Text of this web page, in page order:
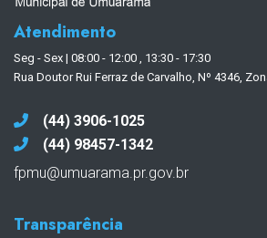
Atendimento
Seg - Sex | 08:00 - 12:00 , 13:30 - 17:30
Rua Doutor Rui Ferraz de Carvalho, Nº 4346,
(44) 3906-1025
(44) 98457-1342
fpmu@umuarama.pr.gov.br
Transparência